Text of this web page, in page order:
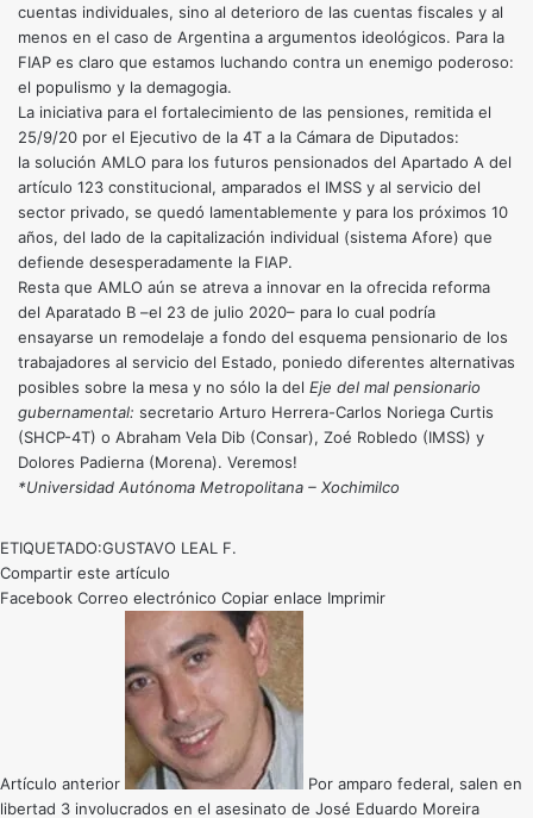
cuentas individuales, sino al deterioro de las cuentas fiscales y al
menos en el caso de Argentina a argumentos ideológicos. Para la
FIAP es claro que estamos luchando contra un enemigo poderoso:
el populismo y la demagogia.
La iniciativa para el fortalecimiento de las pensiones, remitida el
25/9/20 por el Ejecutivo de la 4T a la Cámara de Diputados:
la solución AMLO para los futuros pensionados del Apartado A del
artículo 123 constitucional, amparados el IMSS y al servicio del
sector privado, se quedó lamentablemente y para los próximos 10
años, del lado de la capitalización individual (sistema Afore) que
defiende desesperadamente la FIAP.
Resta que AMLO aún se atreva a innovar en la ofrecida reforma
del Aparatado B –el 23 de julio 2020– para lo cual podría
ensayarse un remodelaje a fondo del esquema pensionario de los
trabajadores al servicio del Estado, poniedo diferentes alternativas
posibles sobre la mesa y no sólo la del Eje del mal pensionario
gubernamental: secretario Arturo Herrera-Carlos Noriega Curtis
(SHCP-4T) o Abraham Vela Dib (Consar), Zoé Robledo (IMSS) y
Dolores Padierna (Morena). Veremos!
*Universidad Autónoma Metropolitana – Xochimilco
ETIQUETADO:GUSTAVO LEAL F.
Compartir este artículo
Facebook Correo electrónico Copiar enlace Imprimir
Artículo anterior
Por amparo federal, salen en
libertad 3 involucrados en el asesinato de José Eduardo Moreira